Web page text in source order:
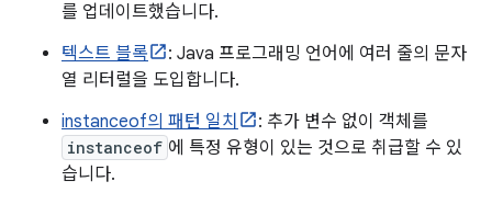
를 업데이트했습니다.
텍스트 블록
: Java 프로그래밍 언어에 여러 줄의 문자
열 리터럴을 도입합니다.
instanceof의 패턴 일치
: 추가 변수 없이 객체를
instanceof 에 특정 유형이 있는 것으로 취급할 수 있
습니다.